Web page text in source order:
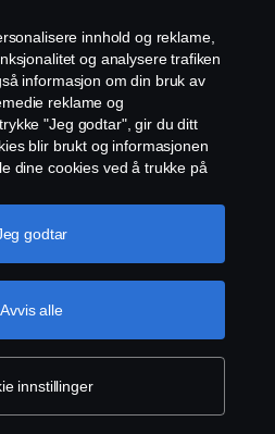
22 06 45 00 epost:
innhold og reklame,
og analysere trafiken
informasjon om din bruk av
reklame og
"Jeg godtar", gir du ditt
blir brukt og informasjonen
dine cookies ved å trukke på
hvordan vi bruker cookies,
erklæring, som du finner ved
innstillinger
Avvis alle
godtar